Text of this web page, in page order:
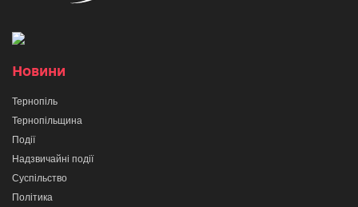
Новини
Тернопіль
Тернопільщина
Події
Надзвичайні події
Суспільство
Політика